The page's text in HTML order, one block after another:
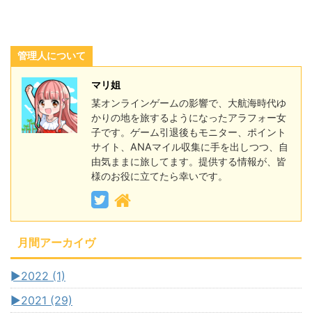
管理人について
マリ姐
某オンラインゲームの影響で、大航海時代ゆ
かりの地を旅するようになったアラフォー女
子です。ゲーム引退後もモニター、ポイント
サイト、ANAマイル収集に手を出しつつ、自
由気ままに旅してます。提供する情報が、皆
様のお役に立てたら幸いです。
月間アーカイヴ
►2022 (1)
►2021 (29)